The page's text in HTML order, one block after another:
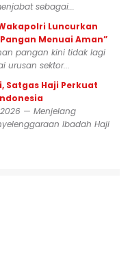
sebagai...
Luncurkan
Menuai Aman”
pangan kini tidak lagi
urusan sektor...
Satgas Haji Perkuat
— Menjelang
Ibadah Haji